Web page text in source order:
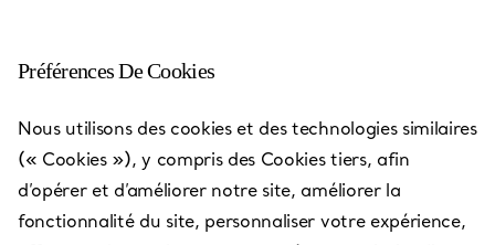
Les adresses Tiffany & Co.— Boutiques
Préférences De Cookies
Nous utilisons des cookies et des technologies similaires
(« Cookies »), y compris des Cookies tiers, afin
d’opérer et d’améliorer notre site, améliorer la
fonctionnalité du site, personnaliser votre expérience,